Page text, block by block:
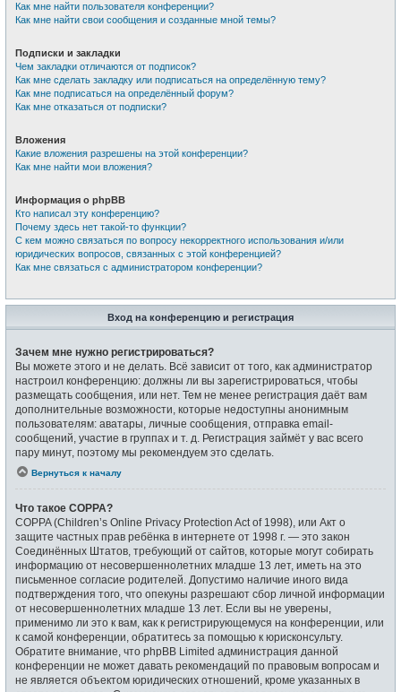
Как мне найти пользователя конференции?
Как мне найти свои сообщения и созданные мной темы?
Подписки и закладки
Чем закладки отличаются от подписок?
Как мне сделать закладку или подписаться на определённую тему?
Как мне подписаться на определённый форум?
Как мне отказаться от подписки?
Вложения
Какие вложения разрешены на этой конференции?
Как мне найти мои вложения?
Информация о phpBB
Кто написал эту конференцию?
Почему здесь нет такой-то функции?
С кем можно связаться по вопросу некорректного использования и/или
юридических вопросов, связанных с этой конференцией?
Как мне связаться с администратором конференции?
Вход на конференцию и регистрация
Зачем мне нужно регистрироваться?
Вы можете этого и не делать. Всё зависит от того, как администратор
настроил конференцию: должны ли вы зарегистрироваться, чтобы
размещать сообщения, или нет. Тем не менее регистрация даёт вам
дополнительные возможности, которые недоступны анонимным
пользователям: аватары, личные сообщения, отправка email-
сообщений, участие в группах и т. д. Регистрация займёт у вас всего
пару минут, поэтому мы рекомендуем это сделать.
Вернуться к началу
Что такое COPPA?
COPPA (Children’s Online Privacy Protection Act of 1998), или Акт о
защите частных прав ребёнка в интернете от 1998 г. — это закон
Соединённых Штатов, требующий от сайтов, которые могут собирать
информацию от несовершеннолетних младше 13 лет, иметь на это
письменное согласие родителей. Допустимо наличие иного вида
подтверждения того, что опекуны разрешают сбор личной информации
от несовершеннолетних младше 13 лет. Если вы не уверены,
применимо ли это к вам, как к регистрирующемуся на конференции, или
к самой конференции, обратитесь за помощью к юрисконсульту.
Обратите внимание, что phpBB Limited администрация данной
конференции не может давать рекомендаций по правовым вопросам и
не является объектом юридических отношений, кроме указанных в